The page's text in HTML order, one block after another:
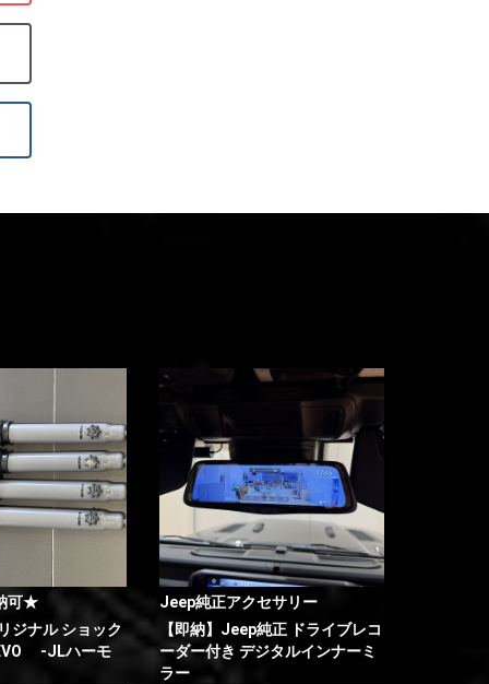
可★
ジナル ショック
-JLハーモ
Jeep純正アクセサリー
【即納】Jeep純正 ドライブレコ
ーダー付き デジタルインナーミ
ラー